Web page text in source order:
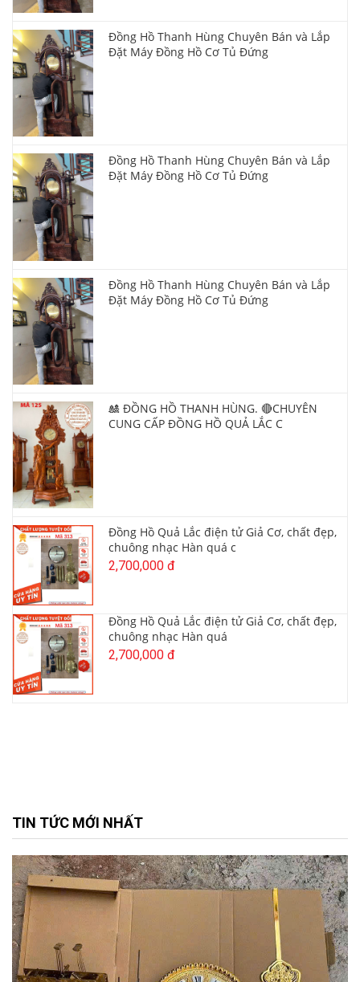
Đồng Hồ Thanh Hùng Chuyên Bán và Lắp
Đặt Máy Đồng Hồ Cơ Tủ Đứng
Đồng Hồ Thanh Hùng Chuyên Bán và Lắp
Đặt Máy Đồng Hồ Cơ Tủ Đứng
Đồng Hồ Thanh Hùng Chuyên Bán và Lắp
Đặt Máy Đồng Hồ Cơ Tủ Đứng
🎎 ĐỒNG HỒ THANH HÙNG. 🔴CHUYÊN
CUNG CẤP ĐỒNG HỒ QUẢ LẮC C
Đồng Hồ Quả Lắc điện tử Giả Cơ, chất đẹp,
chuông nhạc Hàn quá c
2,700,000 đ
Đồng Hồ Quả Lắc điện tử Giả Cơ, chất đẹp,
chuông nhạc Hàn quá
2,700,000 đ
TIN TỨC MỚI NHẤT